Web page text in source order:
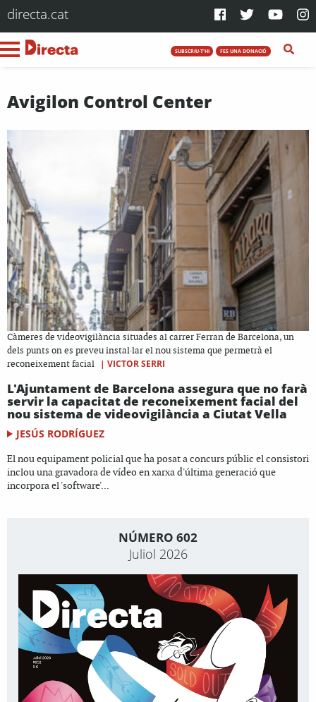
directa.cat
SUBSCRIU-T'HI FES UNA DONACIÓ
Avigilon Control Center
Càmeres de videovigilància situades al carrer Ferran de Barcelona, un
dels punts on es preveu instal·lar el nou sistema que permetrà el
reconeixement facial
| VICTOR SERRI
L'Ajuntament de Barcelona assegura que no farà
servir la capacitat de reconeixement facial del
nou sistema de videovigilància a Ciutat Vella
JESÚS RODRÍGUEZ
El nou equipament policial que ha posat a concurs públic el consistori
inclou una gravadora de vídeo en xarxa d'última generació que
incorpora el 'software'...
NÚMERO 602
Juliol 2026